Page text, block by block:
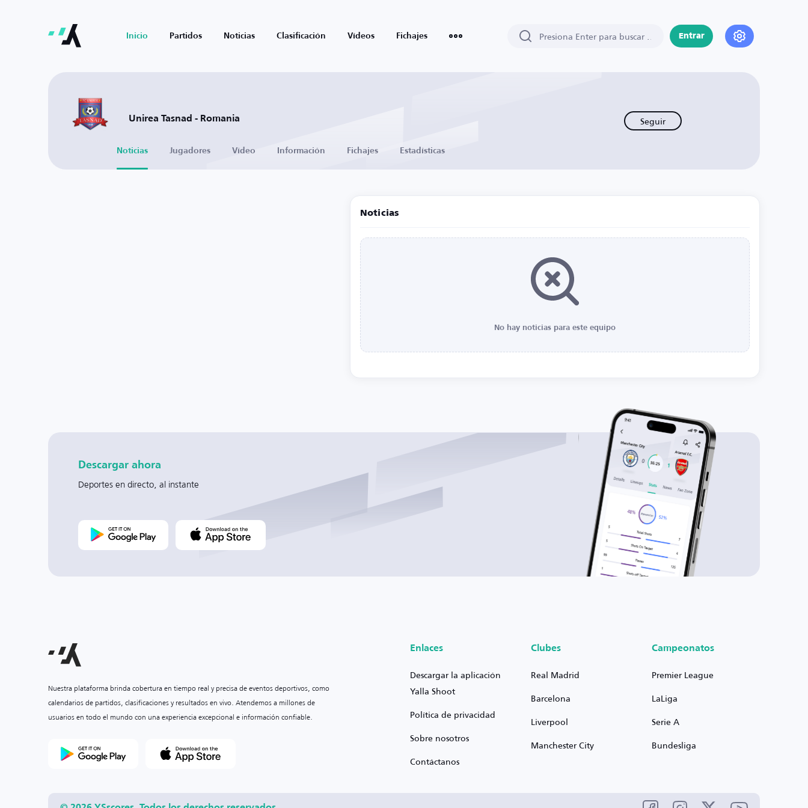
Inicio Partidos Noticias Clasificación Vídeos Fichajes Entrar
Unirea Tasnad - Romania Seguir
Noticias Jugadores Vídeo Información Fichajes Estadísticas
Noticias
No hay noticias para este equipo
Descargar ahora
Deportes en directo, al instante
Nuestra plataforma brinda cobertura en tiempo real y precisa de eventos deportivos, como
calendarios de partidos, clasificaciones y resultados en vivo. Atendemos a millones de
usuarios en todo el mundo con una experiencia excepcional e información confiable.
Enlaces
Descargar la aplicación
Yalla Shoot
Política de privacidad
Sobre nosotros
Contáctanos
Clubes
Real Madrid
Barcelona
Liverpool
Manchester City
Campeonatos
Premier League
LaLiga
Serie A
Bundesliga